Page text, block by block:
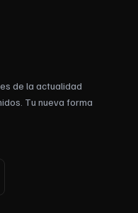
de la actualidad
Tu nueva forma